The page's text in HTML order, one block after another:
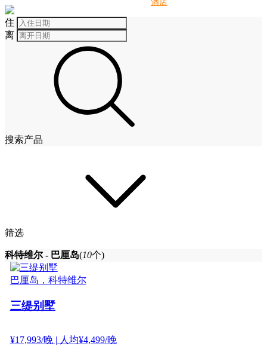
住
离
搜索产品
筛选
科特维尔 - 巴厘岛(10个)
巴厘岛，科特维尔
三缇别墅
¥17,993/晚| 人均¥4,499/晚